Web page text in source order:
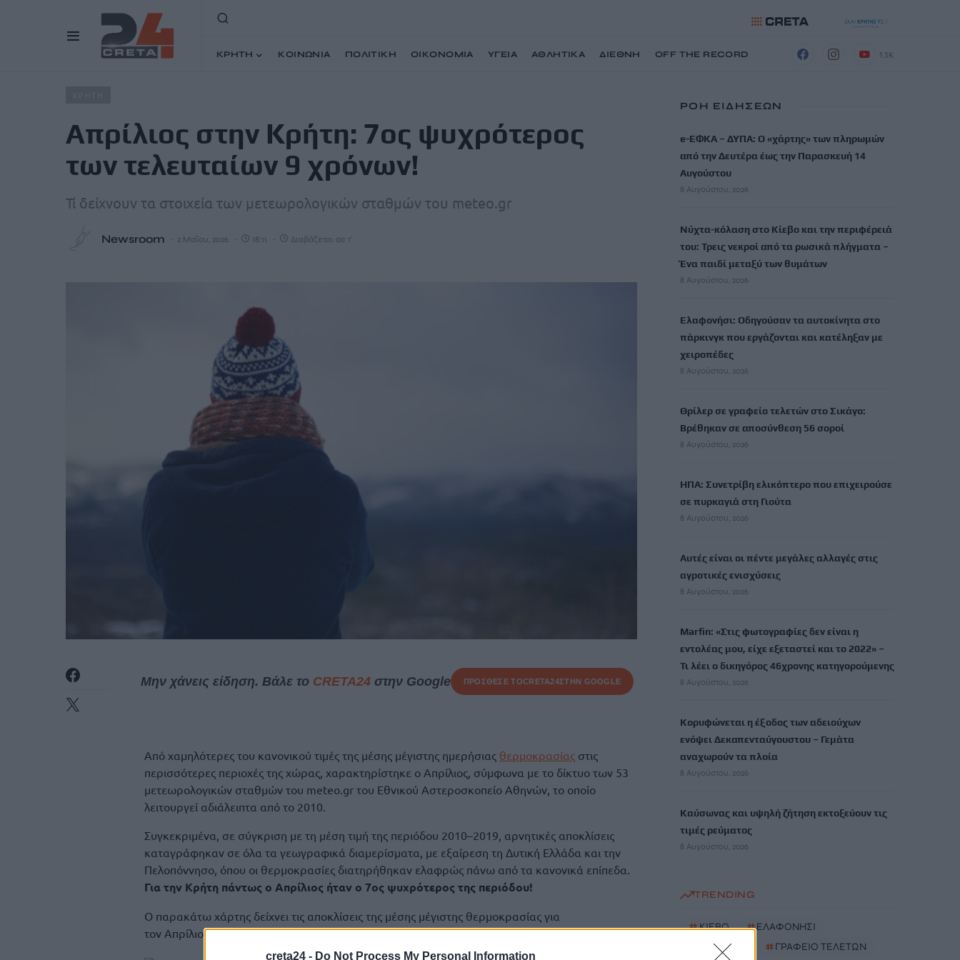
creta24 - Do Not Process My Personal Information
ΚΡΗΤΗ ΚΟΙΝΩΝΙΑ ΠΟΛΙΤΙΚΗ ΟΙΚΟΝΟΜΙΑ ΥΓΕΙΑ ΑΘΛΗΤΙΚΑ ΔΙΕΘΝΗ OFF THE RECORD 13K
Άρθρα Απρίλιος στην Κρήτη: 7ος ψυχρότερος των τελευταίων 9 χρόνων!
Απρίλιος στην Κρήτη: 7ος ψυχρότερος
των τελευταίων 9 χρόνων!
Τί δείχνουν τα στοιχεία των μετεωρολογικών σταθμών του meteo.gr
Newsroom 2 Μαΐου, 2026 18:11 Διαβάζεται σε 1'
Μην χάνεις είδηση. Βάλε το CRETA24στην Google ΠΡΟΣΘΕΣΕ ΤΟCRETA24ΣΤΗΝ GOOGLE
Aπό χαμηλότερες του κανονικού τιμές της μέσης μέγιστης ημερήσιας θερμοκρασίας στις
περισσότερες περιοχές της χώρας, χαρακτηρίστηκε ο Απρίλιος, σύμφωνα με το δίκτυο των 53
μετεωρολογικών σταθμών του meteo.gr του Εθνικού Αστεροσκοπείο Αθηνών, το οποίο
λειτουργεί αδιάλειπτα από το 2010.
Συγκεκριμένα, σε σύγκριση με τη μέση τιμή της περιόδου 2010–2019, αρνητικές αποκλίσεις
καταγράφηκαν σε όλα τα γεωγραφικά διαμερίσματα, με εξαίρεση τη Δυτική Ελλάδα και την
Πελοπόννησο, όπου οι θερμοκρασίες διατηρήθηκαν ελαφρώς πάνω από τα κανονικά επίπεδα.
Για την Κρήτη πάντως ο Απρίλιος ήταν ο 7ος ψυχρότερος της περιόδου!
Ο παρακάτω χάρτης δείχνει τις αποκλίσεις της μέσης μέγιστης θερμοκρασίας για
τον Απρίλιο του 2026, ανά γεωγραφικό διαμέρισμα.
ΡΟΗ ΕΙΔΗΣΕΩΝ
e-ΕΦΚΑ – ΔΥΠΑ: Ο «χάρτης» των πληρωμών
από την Δευτέρα έως την Παρασκευή 14
Αυγούστου
8 Αυγούστου, 2026
Νύχτα-κόλαση στο Κίεβο και την περιφέρειά
του: Τρεις νεκροί από τα ρωσικά πλήγματα –
Ένα παιδί μεταξύ των θυμάτων
8 Αυγούστου, 2026
Ελαφονήσι: Οδηγούσαν τα αυτοκίνητα στο
πάρκινγκ που εργάζονται και κατέληξαν με
χειροπέδες
8 Αυγούστου, 2026
Θρίλερ σε γραφείο τελετών στο Σικάγο:
Βρέθηκαν σε αποσύνθεση 56 σοροί
8 Αυγούστου, 2026
ΗΠΑ: Συνετρίβη ελικόπτερο που επιχειρούσε
σε πυρκαγιά στη Γιούτα
8 Αυγούστου, 2026
Αυτές είναι οι πέντε μεγάλες αλλαγές στις
αγροτικές ενισχύσεις
8 Αυγούστου, 2026
Marfin: «Στις φωτογραφίες δεν είναι η
εντολέας μου, είχε εξεταστεί και το 2022» –
Τι λέει ο δικηγόρος 46χρονης κατηγορούμενης
8 Αυγούστου, 2026
Κορυφώνεται η έξοδος των αδειούχων
ενόψει Δεκαπενταύγουστου – Γεμάτα
αναχωρούν τα πλοία
8 Αυγούστου, 2026
Καύσωνας και υψηλή ζήτηση εκτοξεύουν τις
τιμές ρεύματος
8 Αυγούστου, 2026
TRENDING
#ΚΙΕΒΟ #ΕΛΑΦΟΝΗΣΙ
ΠΑΡΚΙΝΓΚ #ΓΡΑΦΕΙΟ ΤΕΛΕΤΩΝ